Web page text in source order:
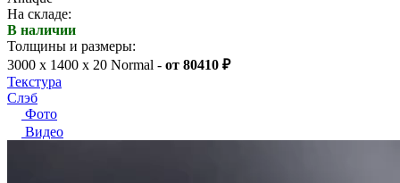
На складе:
В наличии
Толщины и размеры:
3000 x 1400 x 20 Normal - от 80410 ₽
Текстура
Слэб
Фото
Видео